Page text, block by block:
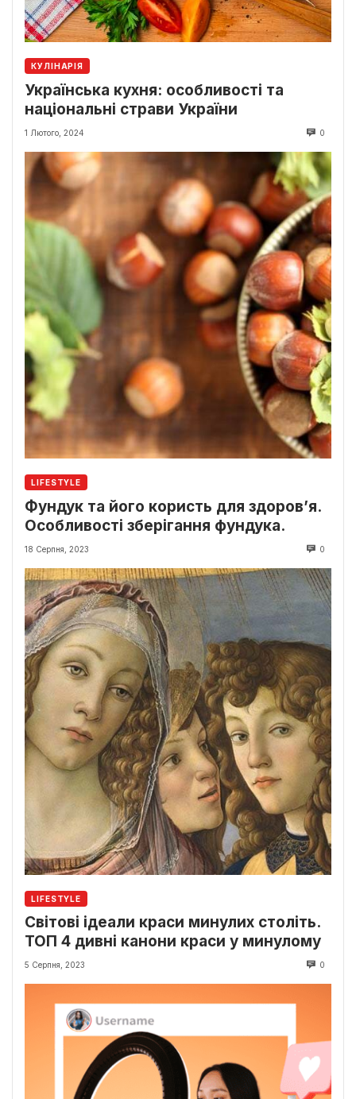
КУЛІНАРІЯ
Українська кухня: особливості та
національні страви України
1 Лютого, 2024 0
LIFESTYLE
Фундук та його користь для здоров’я.
Особливості зберігання фундука.
18 Серпня, 2023 0
LIFESTYLE
Світові ідеали краси минулих століть.
ТОП 4 дивні канони краси у минулому
5 Серпня, 2023 0